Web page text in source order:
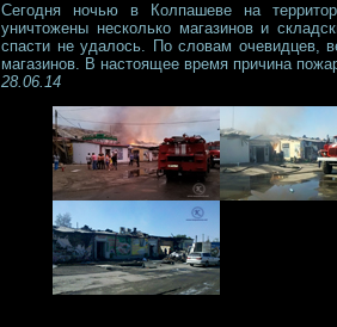
Сегодня ночью в Колпашеве на
уничтожены несколько магазинов и
спасти не удалось. По словам очевидцев,
магазинов. В настоящее время причина
28.06.14